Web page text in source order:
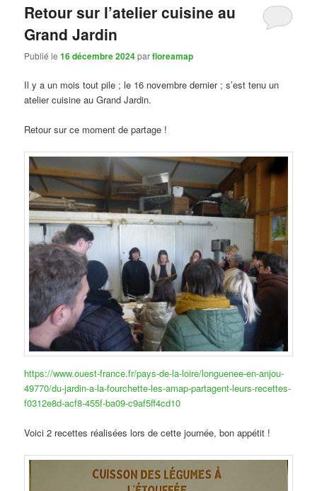
Retour sur l’atelier cuisine au
Grand Jardin
Publié le16 décembre 2024parfloreamap
Il y a un mois tout pile ; le 16 novembre dernier ; s’est tenu un
atelier cuisine au Grand Jardin.
Retour sur ce moment de partage !
https://www.ouest-france.fr/pays-de-la-loire/longuenee-en-anjou-
49770/du-jardin-a-la-fourchette-les-amap-partagent-leurs-recettes-
f0312e8d-acf8-455f-ba09-c9af5ff4cd10
Voici 2 recettes réalisées lors de cette journée, bon appétit !